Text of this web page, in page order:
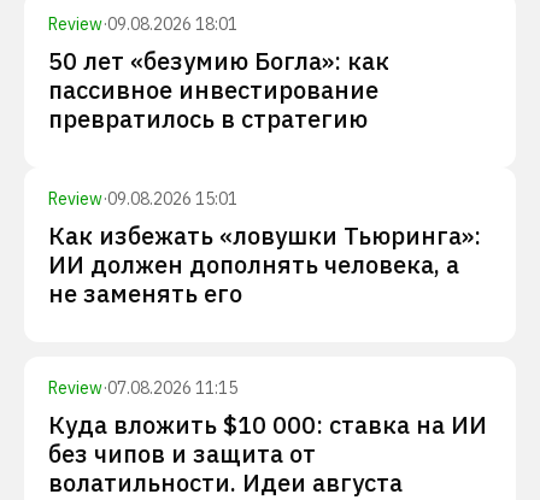
Review·09.08.2026 18:01
50 лет «безумию Богла»: как
пассивное инвестирование
превратилось в стратегию
Review·09.08.2026 15:01
Как избежать «ловушки Тьюринга»:
ИИ должен дополнять человека, а
не заменять его
Review·07.08.2026 11:15
Куда вложить $10 000: ставка на ИИ
без чипов и защита от
волатильности. Идеи августа